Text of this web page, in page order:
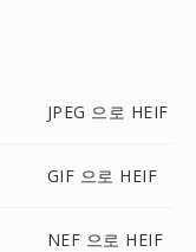
JPEG 으로 HEIF
GIF 으로 HEIF
NEF 으로 HEIF